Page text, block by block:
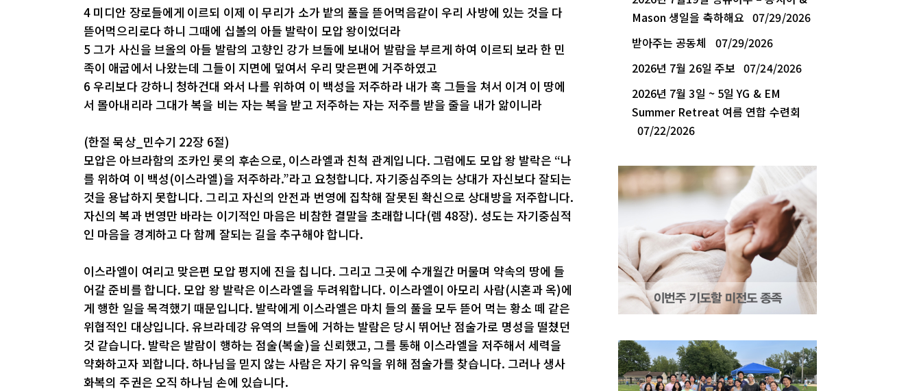
4 미디안 장로들에게 이르되 이제 이 무리가 소가 밭의 풀을 뜯어먹음같이 우리 사방에 있는 것을 다
뜯어먹으리로다 하니 그때에 십볼의 아들 발락이 모압 왕이었더라
5 그가 사신을 브올의 아들 발람의 고향인 강가 브돌에 보내어 발람을 부르게 하여 이르되 보라 한 민
족이 애굽에서 나왔는데 그들이 지면에 덮여서 우리 맞은편에 거주하였고
6 우리보다 강하니 청하건대 와서 나를 위하여 이 백성을 저주하라 내가 혹 그들을 쳐서 이겨 이 땅에
서 몰아내리라 그대가 복을 비는 자는 복을 받고 저주하는 자는 저주를 받을 줄을 내가 앎이니라
(한절 묵상_민수기 22장 6절)
모압은 아브라함의 조카인 롯의 후손으로, 이스라엘과 친척 관계입니다. 그럼에도 모압 왕 발락은 “나
를 위하여 이 백성(이스라엘)을 저주하라.”라고 요청합니다. 자기중심주의는 상대가 자신보다 잘되는
것을 용납하지 못합니다. 그리고 자신의 안전과 번영에 집착해 잘못된 확신으로 상대방을 저주합니다.
자신의 복과 번영만 바라는 이기적인 마음은 비참한 결말을 초래합니다(렘 48장). 성도는 자기중심적
인 마음을 경계하고 다 함께 잘되는 길을 추구해야 합니다.
이스라엘이 여리고 맞은편 모압 평지에 진을 칩니다. 그리고 그곳에 수개월간 머물며 약속의 땅에 들
어갈 준비를 합니다. 모압 왕 발락은 이스라엘을 두려워합니다. 이스라엘이 아모리 사람(시혼과 옥)에
게 행한 일을 목격했기 때문입니다. 발락에게 이스라엘은 마치 들의 풀을 모두 뜯어 먹는 황소 떼 같은
위협적인 대상입니다. 유브라데강 유역의 브돌에 거하는 발람은 당시 뛰어난 점술가로 명성을 떨쳤던
것 같습니다. 발락은 발람이 행하는 점술(복술)을 신뢰했고, 그를 통해 이스라엘을 저주해서 세력을
약화하고자 꾀합니다. 하나님을 믿지 않는 사람은 자기 유익을 위해 점술가를 찾습니다. 그러나 생사
화복의 주권은 오직 하나님 손에 있습니다.
Mason 생일을 축하해요 07/29/2026
받아주는 공동체
07/29/2026
2026년 7월 26일 주보 07/24/2026
2026년 7월 3일 ~ 5일 YG & EM
Summer Retreat 여름 연합 수련회
07/22/2026